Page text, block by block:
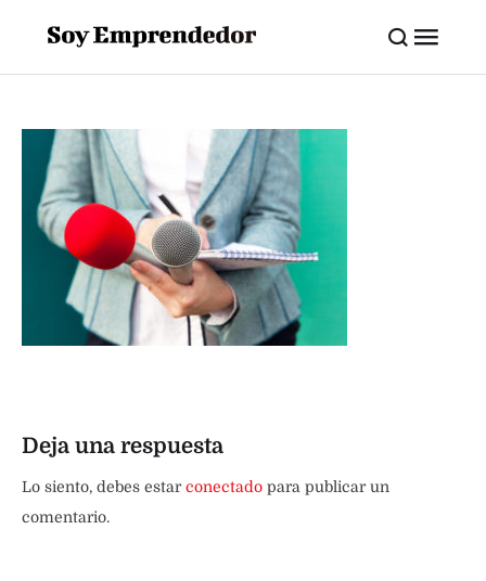
Deja una respuesta
Lo siento, debes estarconectado para publicar un
comentario.